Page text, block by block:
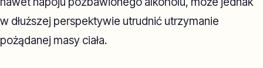
w dłuższej perspektywie utrudnić utrzymanie
pożądanej masy ciała.